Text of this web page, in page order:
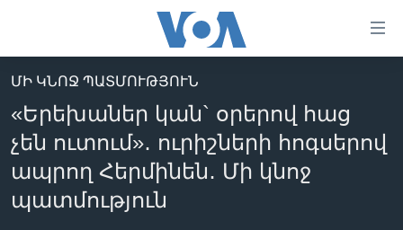
հիմնական
բովանդակությանը
անցնել
հիմնական
բովանդակությանը
հիմնական
ԼՈՒՐԵՐ
ՍՓՅՈՒՌՔ
ՏԵՍԱՆՅՈՒԹԵՐ
ՄԻ ԿՆՈՋ ՊԱՏՄՈՒԹՅՈՒՆ
«Երեխաներ կան` օրերով հաց
չեն ուտում»․ ուրիշների հոգսերով
ապրող Հերմինեն․ Մի կնոջ
պատմություն